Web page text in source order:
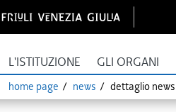
L'ISTITUZIONE GLI ORGANI
home page news dettaglio news